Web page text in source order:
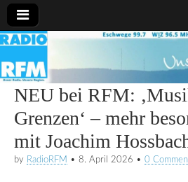
Radio
RFM
NEU bei RFM:
Grenzen‘ – mehr
mit Joachim
by RadioRFM • 8. April 2026 • 0